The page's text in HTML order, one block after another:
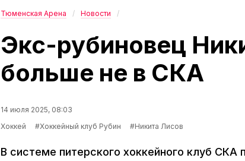
Тюменская Арена Новости
Экс-рубиновец
больше не в СКА
14 июля 2025, 08:03
Хоккей
#Хоккейный клуб Рубин #Никита Лисов
В системе питерского хоккейного клуб СКА